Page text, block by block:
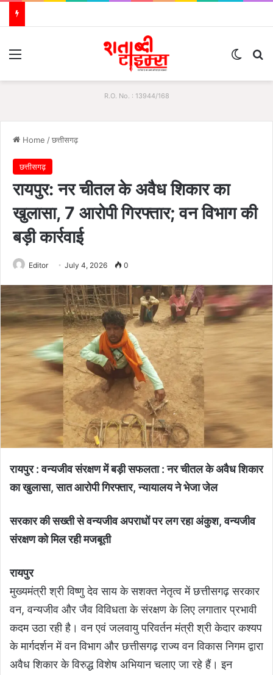
R.O. No. : 13944/168
Home /छत्तीसगढ़
छत्तीसगढ़
रायपुर: नर चीतल के अवैध शिकार का
खुलासा, 7 आरोपी गिरफ्तार; वन विभाग की
बड़ी कार्रवाई
Editor July 4, 2026 0
रायपुर : वन्यजीव संरक्षण में बड़ी सफलता : नर चीतल के अवैध शिकार
का खुलासा, सात आरोपी गिरफ्तार, न्यायालय ने भेजा जेल
सरकार की सख्ती से वन्यजीव अपराधों पर लग रहा अंकुश, वन्यजीव
संरक्षण को मिल रही मजबूती
रायपुर
मुख्यमंत्री श्री विष्णु देव साय के सशक्त नेतृत्व में छत्तीसगढ़ सरकार
वन, वन्यजीव और जैव विविधता के संरक्षण के लिए लगातार प्रभावी
कदम उठा रही है। वन एवं जलवायु परिवर्तन मंत्री श्री केदार कश्यप
के मार्गदर्शन में वन विभाग और छत्तीसगढ़ राज्य वन विकास निगम द्वारा
अवैध शिकार के विरुद्ध विशेष अभियान चलाए जा रहे हैं। इन